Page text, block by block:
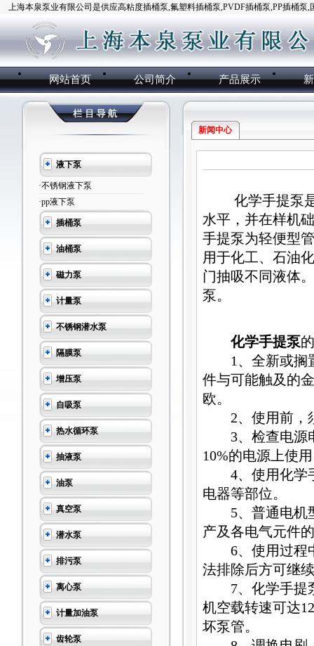
上海本泉泵业有限公司是供应高粘度插桶泵,氟塑料插桶泵,PVDF插桶泵,PP插桶泵
网站首页 公司简介 产品展示
液下泵
·不锈钢液下泵
·pp液下泵
插桶泵
油桶泵
磁力泵
计量泵
不锈钢潜水泵
隔膜泵
增压泵
自吸泵
热水循环泵
抽液泵
油泵
真空泵
潜水泵
排污泵
离心泵
计量加油泵
齿轮泵
新闻中心
化学手提泵是
水平，并在样机
手提泵为轻便型
用于化工、石油
门抽吸不同液体
泵。
化学手提泵
1、全新或搁置
件与可能触及的
欧。
2、使用前，须
3、检查电源电
10%的电源上使
4、使用化学手
电器等部位。
5、普通电机型
产及各电气元件
6、使用过程中
法排除后方可继
7、化学手提泵
机空载转速可达
坏泵管。